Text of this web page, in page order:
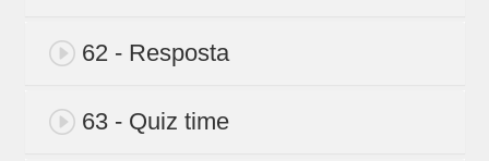
62 - Resposta
63 - Quiz time